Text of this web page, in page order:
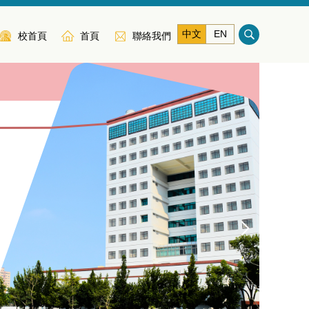
校首頁 首頁 聯絡我們 中文 EN